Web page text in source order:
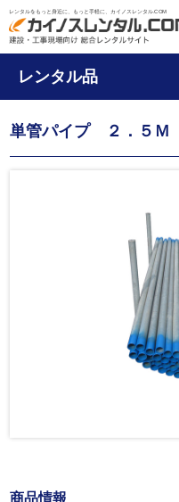
レンタルをもっと身近に、もっと手軽に、カイノスレンタル.COM
レンタル品
単管パイプ ２．５Ｍ
商品情報